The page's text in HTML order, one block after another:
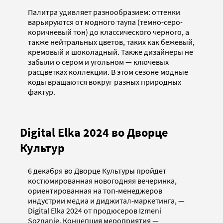
Палитра удивляет разнообразием: оттенки
варьируются от модного таупа (темно-серо-
коричневый тон) до классического черного, а
также нейтральных цветов, таких как бежевый,
кремовый и шоколадный. Также дизайнеры не
забыли о сером и угольном — ключевых
расцветках коллекции. В этом сезоне модные
коды вращаются вокруг разных природных
фактур.
Digital Elka 2024 во Дворце
Культур
6 декабря во Дворце Культуры пройдет
костюмированная новогодняя вечеринка,
ориентированная на топ-менеджеров
индустрии медиа и диджитал-маркетинга, —
Digital Elka 2024 от продюсеров Izmeni
Soznanie. Концепция мероприятия —